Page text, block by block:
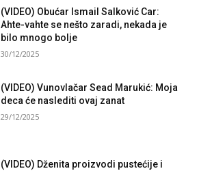
(VIDEO) Obućar Ismail Salković Car:
Ahte-vahte se nešto zaradi, nekada je
bilo mnogo bolje
30/12/2025
(VIDEO) Vunovlačar Sead Marukić: Moja
deca će naslediti ovaj zanat
29/12/2025
(VIDEO) Dženita proizvodi pustećije i